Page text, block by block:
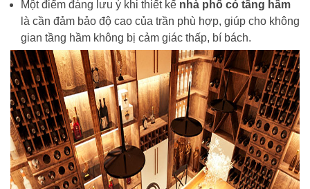
Một điểm đáng lưu ý khi thiết kế nhà phố có tầng hầm
là cần đảm bảo độ cao của trần phù hợp, giúp cho không
gian tầng hầm không bị cảm giác thấp, bí bách.